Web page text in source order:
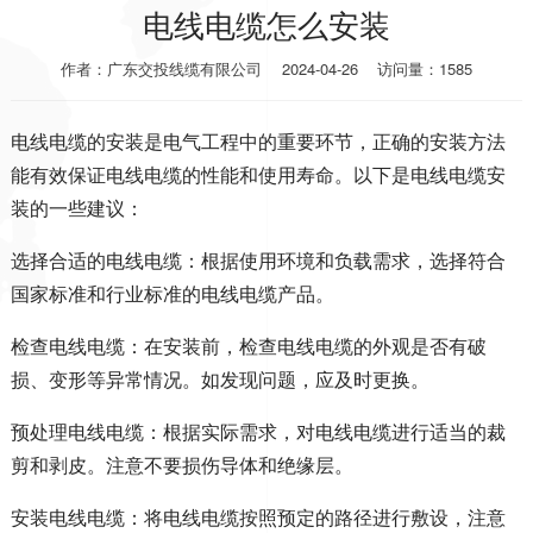
电线电缆怎么安装
作者：广东交投线缆有限公司 2024-04-26 访问量：1585
电线电缆的安装是电气工程中的重要环节，正确的安装方法
能有效保证电线电缆的性能和使用寿命。以下是电线电缆安
装的一些建议：
选择合适的电线电缆：根据使用环境和负载需求，选择符合
国家标准和行业标准的电线电缆产品。
检查电线电缆：在安装前，检查电线电缆的外观是否有破
损、变形等异常情况。如发现问题，应及时更换。
预处理电线电缆：根据实际需求，对电线电缆进行适当的裁
剪和剥皮。注意不要损伤导体和绝缘层。
安装电线电缆：将电线电缆按照预定的路径进行敷设，注意